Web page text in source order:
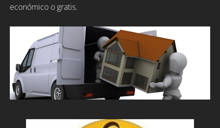
económico o gratis.